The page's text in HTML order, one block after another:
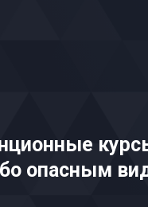
опасным